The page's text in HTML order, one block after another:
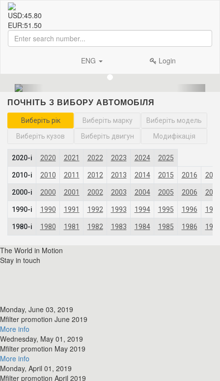
USD:45.80
EUR:51.50
ENG Login
ПОЧНІТЬ З ВИБОРУ АВТОМОБІЛЯ
The World in Motion
Stay in touch
Monday, June 03, 2019
​Mfilter promotion June 2019
More info
Wednesday, May 01, 2019
​Mfilter promotion May 2019
More info
Monday, April 01, 2019
​Mfilter promotion April 2019